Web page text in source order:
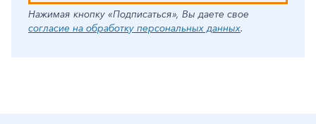
Нажимая кнопку «Подписаться», Вы даете свое
согласие на обработку персональных данных.